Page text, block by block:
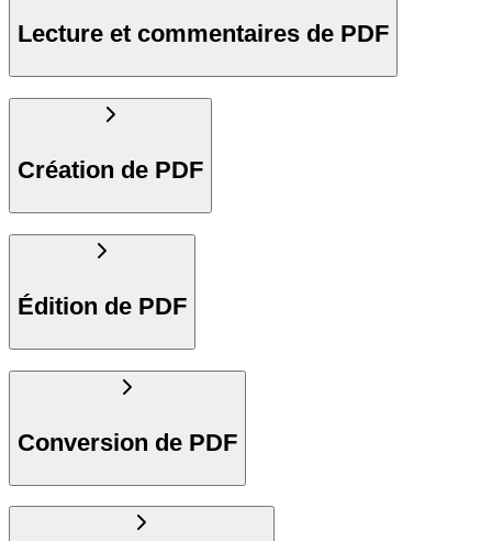
Lecture et commentaires de PDF
Création de PDF
Édition de PDF
Conversion de PDF